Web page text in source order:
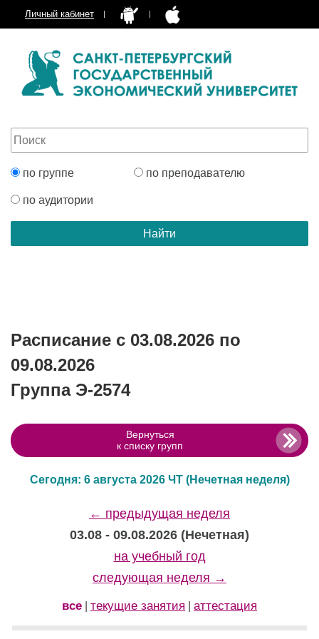
Личный кабинет
по группе по преподавателю
по аудитории
Расписание с 03.08.2026 по
09.08.2026
Группа Э-2574
Вернуться
к списку групп
Сегодня: 6 августа 2026 ЧТ (Нечетная неделя)
← предыдущая неделя
03.08 - 09.08.2026 (Нечетная)
на учебный год
следующая неделя →
все текущие занятия аттестация